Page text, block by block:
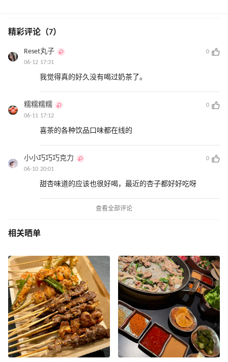
精彩评论（7）
Reset丸子
0
06-12 17:31
我觉得真的好久没有喝过奶茶了。
糯糯糯糯
0
06-11 17:12
喜茶的各种饮品口味都在线的
小小巧巧巧克力
0
06-10 20:01
甜杏味道的应该也很好喝，最近的杏子都好好吃呀
查看全部评论
相关晒单